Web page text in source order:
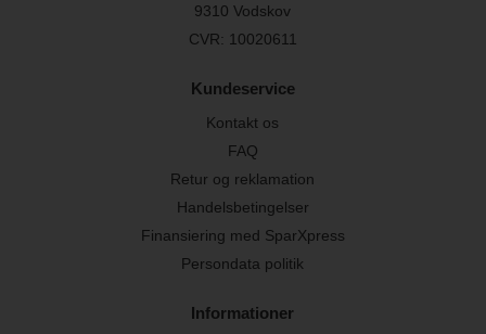
9310 Vodskov
CVR: 10020611
Kundeservice
Kontakt os
FAQ
Retur og reklamation
Handelsbetingelser
Finansiering med SparXpress
Persondata politik
Informationer